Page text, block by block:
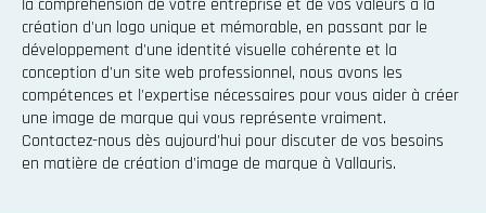
la compréhension de votre entreprise et de vos valeurs à la
création d'un logo unique et mémorable, en passant par le
développement d'une identité visuelle cohérente et la
conception d'un site web professionnel, nous avons les
compétences et l'expertise nécessaires pour vous aider à créer
une image de marque qui vous représente vraiment.
Contactez-nous dès aujourd'hui pour discuter de vos besoins
en matière de création d'image de marque à Vallauris.